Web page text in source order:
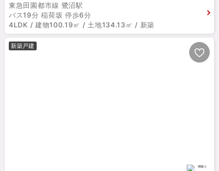
東急田園都市線 鷺沼駅
バス19分 稲荷坂 停歩6分
4LDK / 建物100.19㎡ / 土地134.13㎡ / 新築
新築戸建